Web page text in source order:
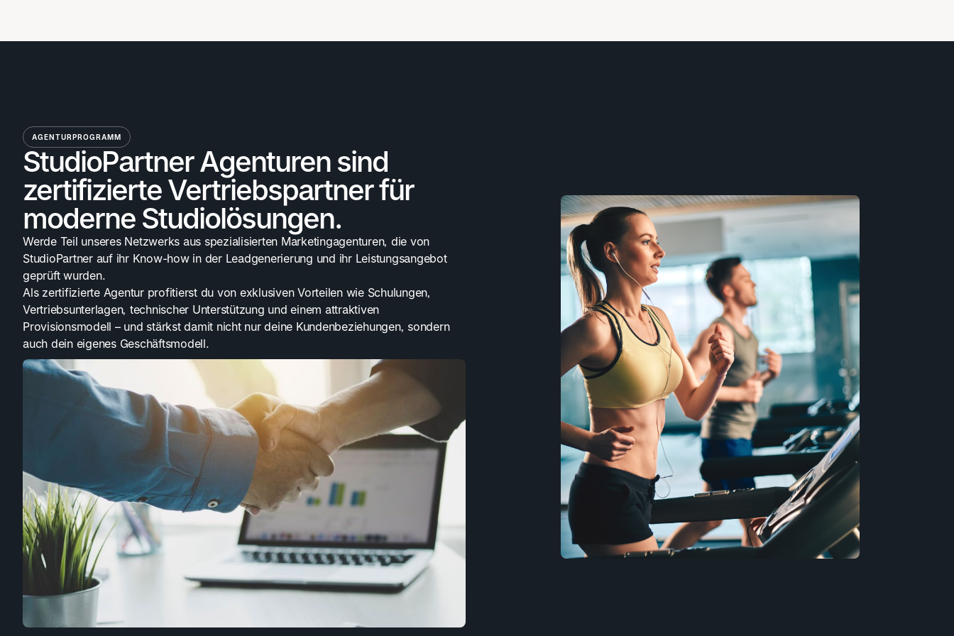
AGENTURPROGRAMM
StudioPartner Agenturen sind
zertifizierte Vertriebspartner für
moderne Studiolösungen.
Werde Teil unseres Netzwerks aus spezialisierten Marketingagenturen, die von
StudioPartner auf ihr Know-how in der Leadgenerierung und ihr Leistungsangebot
geprüft wurden.
Als zertifizierte Agentur profitierst du von exklusiven Vorteilen wie Schulungen,
Vertriebsunterlagen, technischer Unterstützung und einem attraktiven
Provisionsmodell – und stärkst damit nicht nur deine Kundenbeziehungen, sondern
auch dein eigenes Geschäftsmodell.